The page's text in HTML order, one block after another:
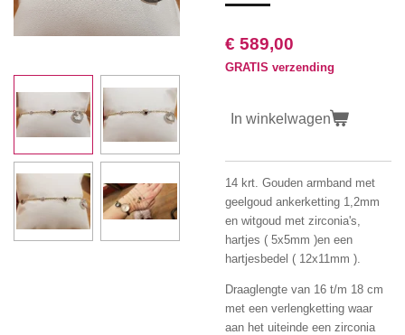
€ 589,00
GRATIS verzending
In winkelwagen
14 krt. Gouden armband met
geelgoud ankerketting 1,2mm
en witgoud met zirconia's,
hartjes ( 5x5mm )en een
hartjesbedel ( 12x11mm ).
Draaglengte van 16 t/m 18 cm
met een verlengketting waar
aan het uiteinde een zirconia